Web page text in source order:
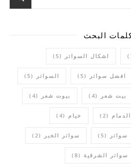
البحث
اشكال السواتر (5)
افضل سواتر (5) السواتر (5)
بيت شعر (4) بيوت شعر (4)
(2) خيام (4)
سواتر (5) سواتر الخبر (2)
سواتر الشرقية (8)